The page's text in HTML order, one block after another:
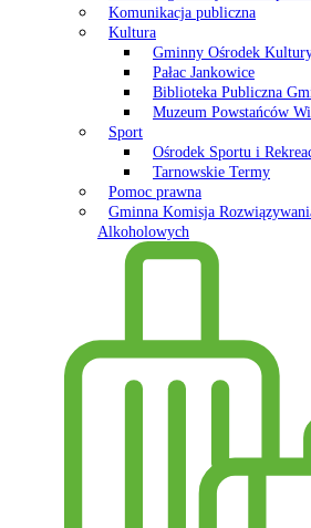
Komunikacja publiczna
Kultura
Gminny Ośrodek
Pałac Jankowice
Biblioteka Publiczna
Muzeum Powstańców
Sport
Ośrodek Sportu i
Tarnowskie Termy
Pomoc prawna
Gminna Komisja
Alkoholowych